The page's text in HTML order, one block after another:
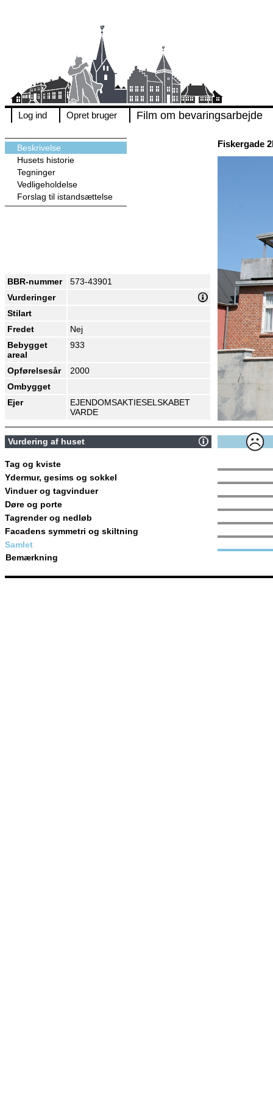
Log ind Opret bruger Film om bevaringsarbejde
Beskrivelse
Husets historie
Tegninger
Vedligeholdelse
Forslag til istandsættelse
Fiskergade
BBR-nummer
573-43901
Vurderinger
Stilart
Fredet
Nej
Bebygget
areal
933
Opførelsesår
2000
Ombygget
Ejer
EJENDOMSAKTIESELSKABET
VARDE
Vurdering af huset
Tag og kviste
Ydermur, gesims og sokkel
Vinduer og tagvinduer
Døre og porte
Tagrender og nedløb
Facadens symmetri og skiltning
Samlet
Bemærkning